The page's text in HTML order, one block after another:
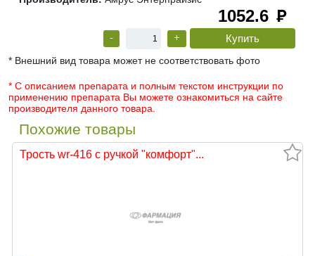
1052.6 руб
- +
* Внешний вид товара может не соответствовать фото
* С описанием препарата и полным текстом инструкции по
применению препарата Вы можете ознакомиться на сайте
производителя данного товара.
Похожие товары
Трость wr-416 с ручкой "комфорт"...